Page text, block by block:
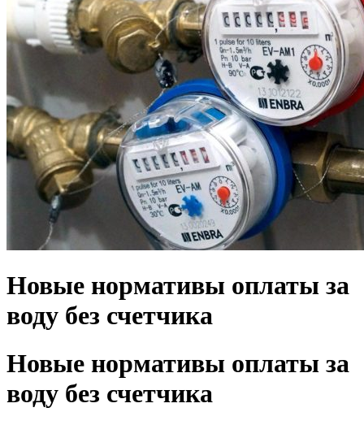
Новые нормативы оплаты за
воду без счетчика
Новые нормативы оплаты за
воду без счетчика